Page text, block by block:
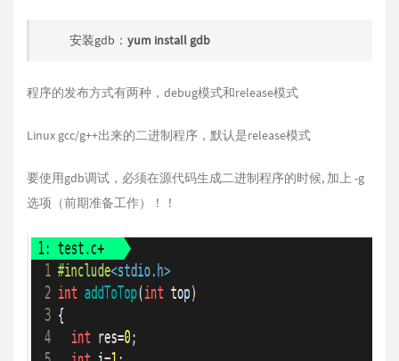
安装gdb： yum install gdb
程序的发布方式有两种，debug模式和release模式
Linux gcc/g++出来的二进制程序，默认是release模式
要使用gdb调试，必须在源代码生成二进制程序的时候, 加上 -g
选项（前期准备工作）！！